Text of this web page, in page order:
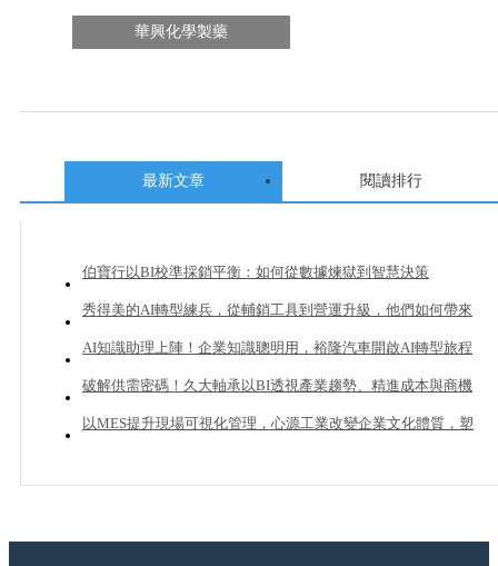
華興化學製藥
最新文章 閱讀排行
伯寶行以BI校準採銷平衡：如何從數據煉獄到智慧決策
秀得美的AI轉型練兵，從輔銷工具到營運升級，他們如何帶來
20%業績成長？
AI知識助理上陣！企業知識聰明用，裕隆汽車開啟AI轉型旅程
破解供需密碼！久大軸承以BI透視產業趨勢、精進成本與商機
管理
以MES提升現場可視化管理，心源工業改變企業文化體質，塑